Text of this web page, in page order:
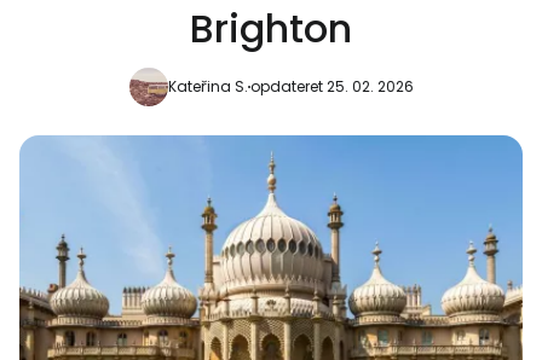
Brighton
Kateřina S.opdateret 25. 02. 2026
Fortsæt med Google
Fortsæt med Facebook
Fortsæt med e-mail